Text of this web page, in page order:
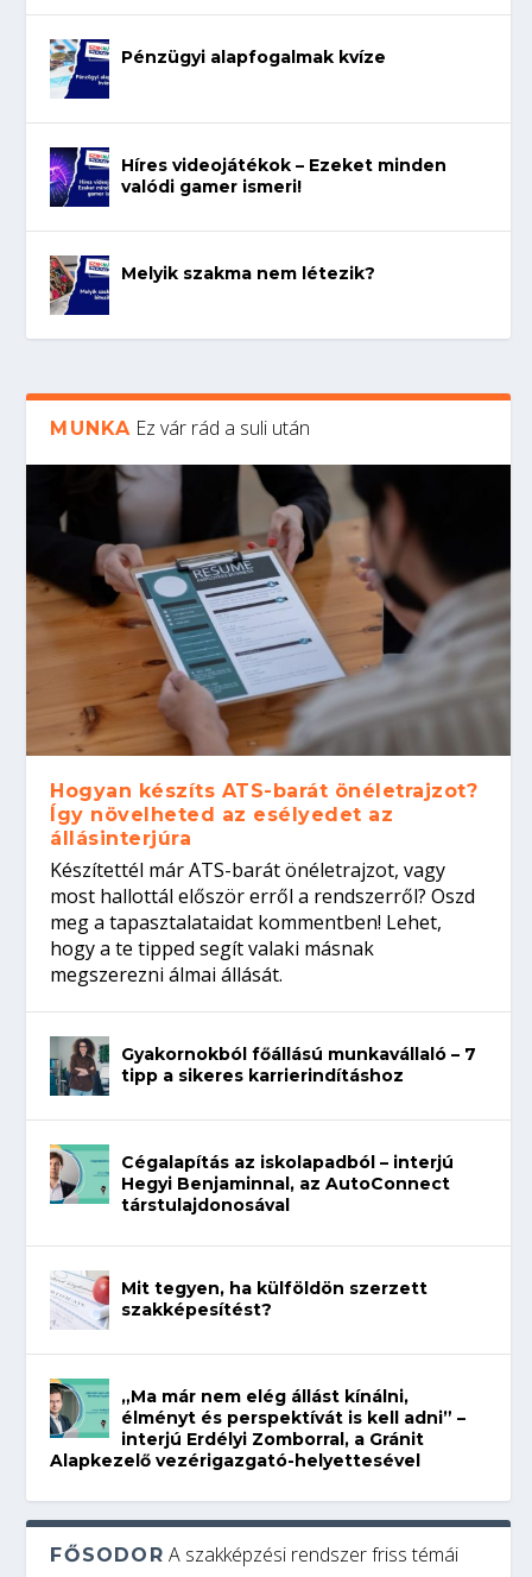
Pénzügyi alapfogalmak kvíze
Híres videojátékok – Ezeket minden
valódi gamer ismeri!
Melyik szakma nem létezik?
MUNKA Ez vár rád a suli után
Hogyan készíts ATS-barát önéletrajzot?
Így növelheted az esélyedet az
állásinterjúra
Készítettél már ATS-barát önéletrajzot, vagy
most hallottál először erről a rendszerről? Oszd
meg a tapasztalataidat kommentben! Lehet,
hogy a te tipped segít valaki másnak
megszerezni álmai állását.
Gyakornokból főállású munkavállaló – 7
tipp a sikeres karrierindításhoz
Cégalapítás az iskolapadból – interjú
Hegyi Benjaminnal, az AutoConnect
társtulajdonosával
Mit tegyen, ha külföldön szerzett
szakképesítést?
„Ma már nem elég állást kínálni,
élményt és perspektívát is kell adni” –
interjú Erdélyi Zomborral, a Gránit
Alapkezelő vezérigazgató-helyettesével
FŐSODOR A szakképzési rendszer friss témái